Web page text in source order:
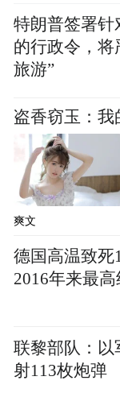
特朗普签署针
的行政令，将
旅游”
盗香窃玉：我
爽文
德国高温致死
2016年来最
联黎部队：以
射113枚炮弹